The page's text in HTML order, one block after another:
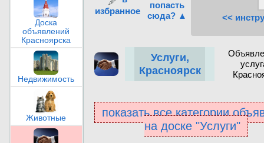
Доска
объявлений
Красноярска
Недвижимость
Животные
избранное
попасть
сюда? ▲
<<
Услуги,
Красноярск
показать все категории
на доске "Услуги"